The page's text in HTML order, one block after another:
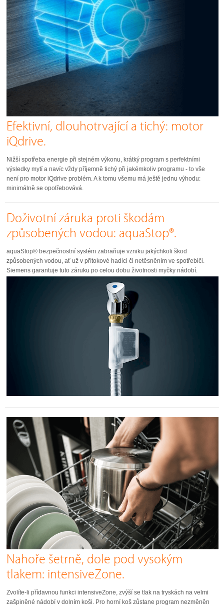
Efektivní, dlouhotrvající a tichý: motor
iQdrive.
Nižší spotřeba energie při stejném výkonu, krátký program s perfektními
výsledky mytí a navíc vždy příjemně tichý při jakémkoliv programu - to vše
není pro motor iQdrive problém. A k tomu všemu má ještě jednu výhodu:
minimálně se opotřebovává.
Doživotní záruka proti škodám
způsobených vodou: aquaStop®.
aquaStop® bezpečnostní systém zabraňuje vzniku jakýchkoli škod
způsobených vodou, ať už v přítokové hadici či netěsněním ve spotřebiči.
Siemens garantuje tuto záruku po celou dobu životnosti myčky nádobí.
Nahoře šetrně, dole pod vysokým
tlakem: intensiveZone.
Zvolíte-li přídavnou funkci intensiveZone, zvýší se tlak na tryskách na velmi
zašpiněné nádobí v dolním koši. Pro horní koš zůstane program nezměněn